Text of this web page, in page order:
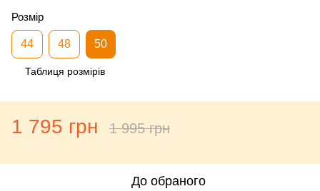
Розмір
44 48 50
Таблиця розмірів
1 795 грн 1 995 грн
До обраного